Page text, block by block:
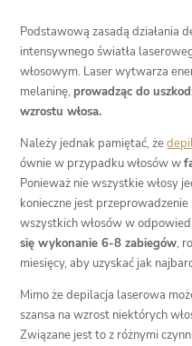
Podstawową zasadą działania
intensywnego światła
włosowym. Laser wytwarza
melaninę,prowadząc do
wzrostu włosa.
Należy jednak pamiętać, że
ównie w przypadku włosów w
Ponieważ nie wszystkie włosy
konieczne jest
wszystkich włosów w
się wykonanie 6-8 zabiegów,
miesięcy, aby uzyskać jak
Mimo że depilacja laserowa
szansa na wzrost niektórych
Związane jest to z różnymi